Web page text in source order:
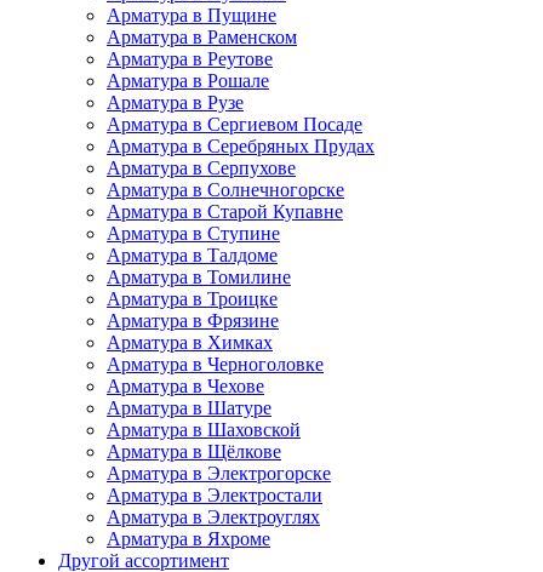
Арматура в Пущине
Арматура в Раменском
Арматура в Реутове
Арматура в Рошале
Арматура в Рузе
Арматура в Сергиевом Посаде
Арматура в Серебряных Прудах
Арматура в Серпухове
Арматура в Солнечногорске
Арматура в Старой Купавне
Арматура в Ступине
Арматура в Талдоме
Арматура в Томилине
Арматура в Троицке
Арматура в Фрязине
Арматура в Химках
Арматура в Черноголовке
Арматура в Чехове
Арматура в Шатуре
Арматура в Шаховской
Арматура в Щёлкове
Арматура в Электрогорске
Арматура в Электростали
Арматура в Электроуглях
Арматура в Яхроме
Другой ассортимент